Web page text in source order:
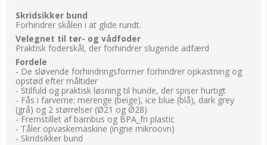
Skridsikker bund
Forhindrer skålen i at glide rundt.
Velegnet til tør- og vådfoder
Praktisk foderskål, der forhindrer slugende adfærd
Fordele
- De sløvende forhindringsformer forhindrer opkastning og
opstød efter måltider
- Stilfuld og praktisk løsning til hunde, der spiser hurtigt
- Fås i farverne: merenge (beige), ice blue (blå), dark grey
(grå) og 2 størrelser (Ø21 og Ø28)
- Fremstillet af bambus og BPA_fri plastic
- Tåler opvaskemaskine (ingne mikroovn)
- Skridsikker bund